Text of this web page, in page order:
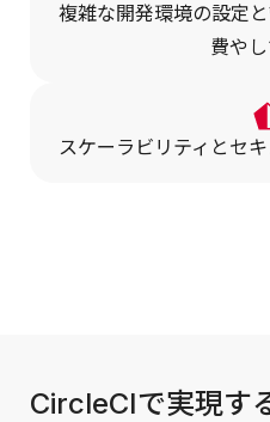
複雑な開発環境の設定
費や
スケーラビリティとセ
CircleCIで実現す